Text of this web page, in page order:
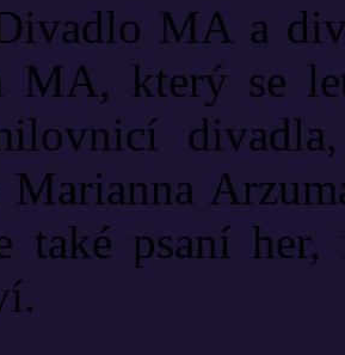
MA a
MA, který se
také psaní